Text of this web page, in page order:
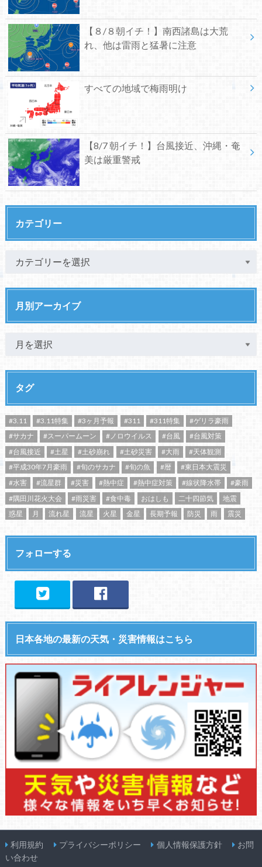
【８/８朝イチ！】南西諸島は大荒
れ、他は雷雨と猛暑に注意
すべての地域で梅雨明け
【8/7 朝イチ！】台風接近、沖縄・奄
美は厳重警戒
カテゴリー
月別アーカイブ
タグ
#3.11 #3.11特集 #3ヶ月予報 #311 #311特集
#ゲリラ豪雨
#サカナ
#スーパームーン #ノロウイルス #台風
#台風対策
#台風接近
#土星 #土砂崩れ #土砂災害 #大雨
#天体観測
#平成30年7月豪雨
#旬のサカナ #旬の魚 #暦
#東日本大震災
#水害
#流星群 #災害 #熱中症 #熱中症対策 #線状降水帯
#豪雨
#隅田川花火大会
#雨災害 #食中毒 おはしも 二十四節気
地震
惑星
月 流れ星 流星 火星 金星 長期予報 防災 雨 震災
フォローする
日本各地の最新の天気・災害情報はこちら
利用規約 プライバシーポリシー 個人情報保護方針
お問
い合わせ